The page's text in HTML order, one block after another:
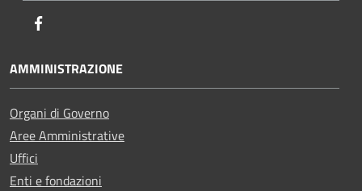
AMMINISTRAZIONE
Organi di Governo
Aree Amministrative
Uffici
Enti e fondazioni